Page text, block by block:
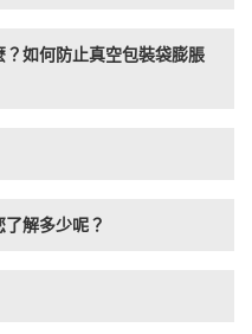
如何防止真空包裝袋膨脹
解多少呢？